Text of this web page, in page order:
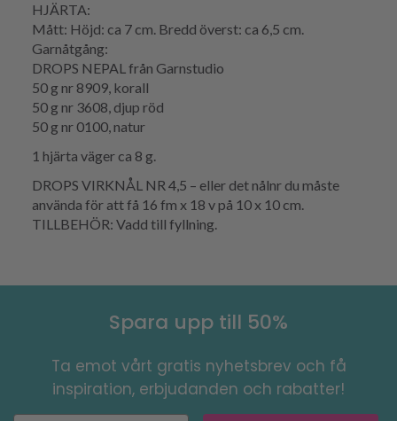
HJÄRTA:
Mått: Höjd: ca 7 cm. Bredd överst: ca 6,5 cm.
Garnåtgång:
DROPS NEPAL från Garnstudio
50 g nr 8909, korall
50 g nr 3608, djup röd
50 g nr 0100, natur
1 hjärta väger ca 8 g.
DROPS VIRKNÅL NR 4,5 – eller det nålnr du måste
använda för att få 16 fm x 18 v på 10 x 10 cm.
TILLBEHÖR: Vadd till fyllning.
Spara upp till 50%
Ta emot vårt gratis nyhetsbrev och få
inspiration, erbjudanden och rabatter!